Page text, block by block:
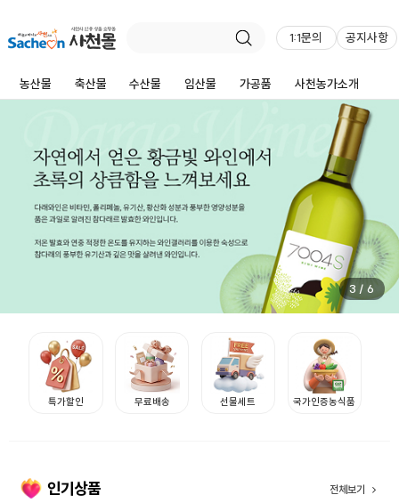
1:1문의 공지사항
농산물 축산물 수산물 임산물 가공품 사천농가소개
3 /6
특가할인 무료배송 선물세트 국가인증농식품
인기상품 전체보기